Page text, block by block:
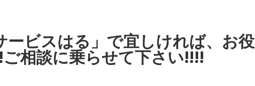
ビスはる」で宜しければ、お役
相談に乗らせて下さい!!!!